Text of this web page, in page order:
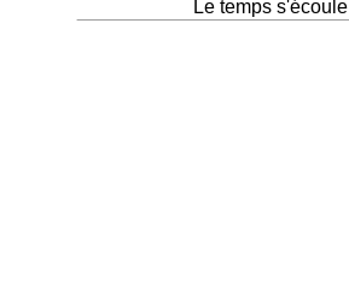
Le temps s'écoule